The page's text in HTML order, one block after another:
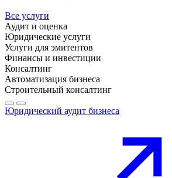
Все услуги
Аудит и оценка
Юридические услуги
Услуги для эмитентов
Финансы и инвестиции
Консалтинг
Автоматизация бизнеса
Строительный консалтинг
Юридический аудит бизнеса